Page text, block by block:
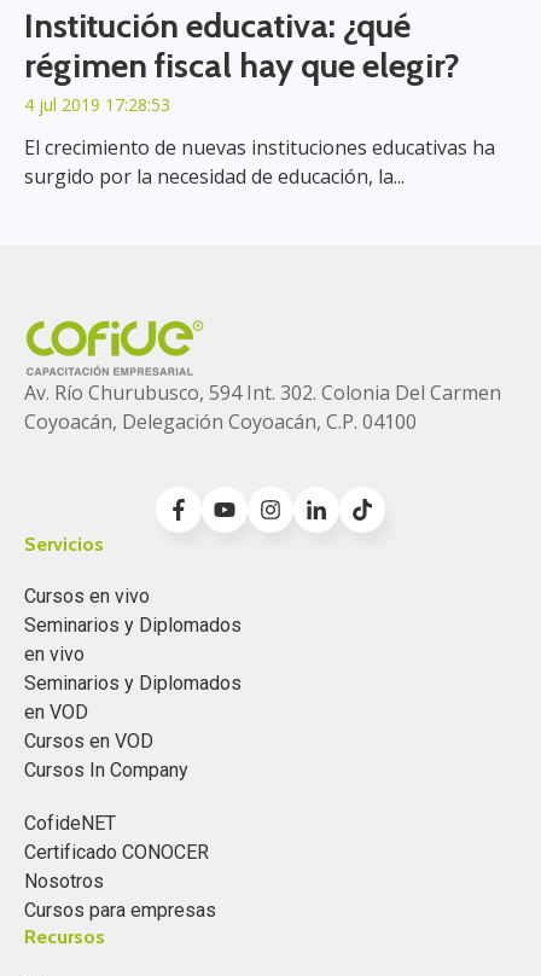
Institución educativa: ¿qué
régimen fiscal hay que elegir?
4 jul 2019 17:28:53
El crecimiento de nuevas instituciones educativas ha
surgido por la necesidad de educación, la...
Av. Río Churubusco, 594 Int. 302. Colonia Del Carmen
Coyoacán, Delegación Coyoacán, C.P. 04100
Servicios
Cursos en vivo
Seminarios y Diplomados
en vivo
Seminarios y Diplomados
en VOD
Cursos en VOD
Cursos In Company
CofideNET
Certificado CONOCER
Nosotros
Cursos para empresas
Recursos